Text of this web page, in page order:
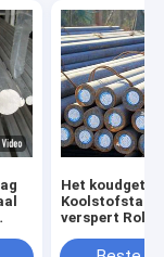
Het
Koolstofstaal
verspert
A36 C45 1045